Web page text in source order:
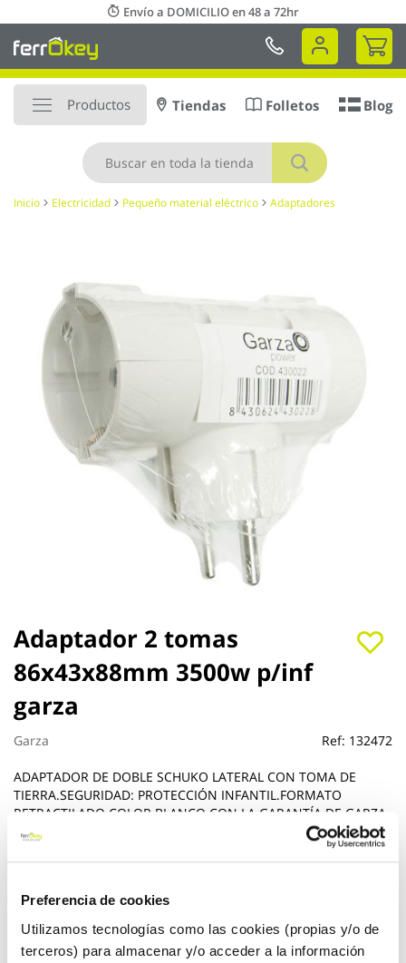
Preferencia de cookies
Utilizamos tecnologías como las cookies (propias y/o de
terceros) para almacenar y/o acceder a la información
al
contenido
Envío a DOMICILIO en 48 a 72hr
Mi
Productos
Buscar
Tiendas Folletos Blog
Inicio Electricidad Pequeño material eléctrico Adaptadores
Adaptador 2 tomas
86x43x88mm 3500w p/inf
garza
Garza Ref: 132472
ADAPTADOR DE DOBLE SCHUKO LATERAL CON TOMA DE
TIERRA.SEGURIDAD: PROTECCIÓN INFANTIL.FORMATO
RETRACTILADO.COLOR BLANCO.CON LA GARANTÍA DE GARZA
POWER.
Ver más
7,60 €
galería
Saltar
al
comienzo
de
la
galería
de